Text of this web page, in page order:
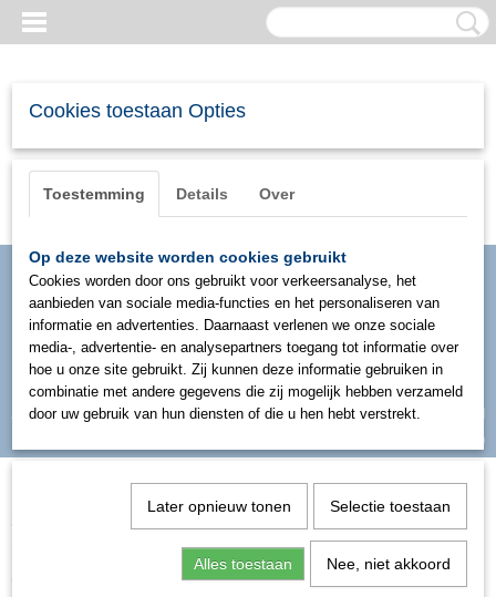
Inloggen Registreren
UW WINKELWAGEN
(0)
Signalisatieborden onmisbaar in en om uw pand!
Deze signalisatieborden zijn verschillende maten of materialen
(polypropyleen, vinyl, pvc, aluminium) of gedraaid te bestellen.
Cookies toestaan Opties
Toestemming Details Over
Op deze website worden cookies gebruikt
Cookies worden door ons gebruikt voor verkeersanalyse, het
aanbieden van sociale media-functies en het personaliseren van
informatie en advertenties. Daarnaast verlenen we onze sociale
media-, advertentie- en analysepartners toegang tot informatie over
hoe u onze site gebruikt. Zij kunnen deze informatie gebruiken in
combinatie met andere gegevens die zij mogelijk hebben verzameld
door uw gebruik van hun diensten of die u hen hebt verstrekt.
Later opnieuw tonen Selectie toestaan
Alles toestaan Nee, niet akkoord